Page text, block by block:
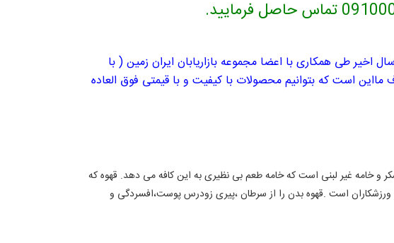
اخیر طی همکاری با اعضا مجموعه بازاریابان ایران زمین ( با
مااین است که بتوانیم محصولات با کیفیت و با قیمتی فوق العاده
و خامه غیر لبنی است که خامه طعم بی نظیری به این کافه می دهد. قهوه که
است .قهوه بدن را از سرطان ،پیری زودرس پوست،افسردگی و